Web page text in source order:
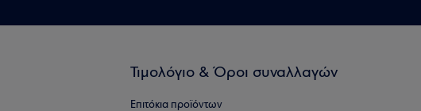
Τιμολόγιο & Όροι συναλλαγών
Επιτόκια προϊόντων